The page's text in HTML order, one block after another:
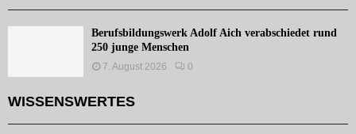
Berufsbildungswerk Adolf Aich verabschiedet rund
250 junge Menschen
7. August 2026 0
WISSENSWERTES